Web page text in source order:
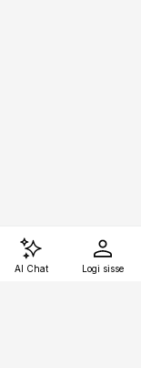
AI Chat Logi sisse